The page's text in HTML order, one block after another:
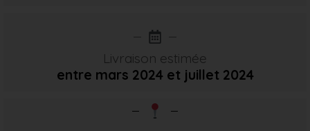
Livraison estimée
entre mars 2024 et juillet 2024